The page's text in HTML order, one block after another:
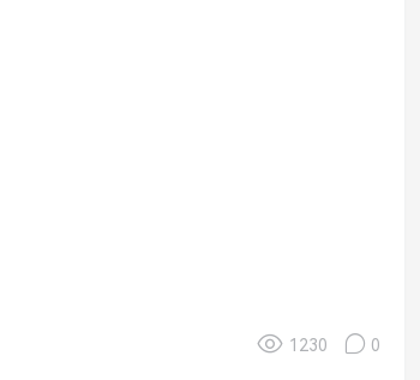
1230 0